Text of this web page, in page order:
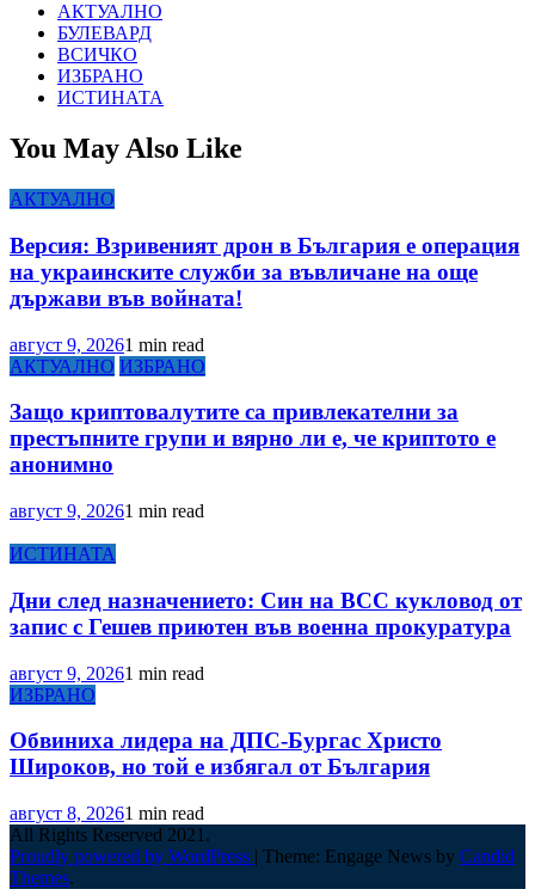
АКТУАЛНО
БУЛЕВАРД
ВСИЧКО
ИЗБРАНО
ИСТИНАТА
You May Also Like
АКТУАЛНО
Версия: Взривеният дрон в България е операция
на украинските служби за въвличане на още
държави във войната!
август 9, 20261 min read
АКТУАЛНО ИЗБРАНО
Защо криптовалутите са привлекателни за
престъпните групи и вярно ли е, че криптото е
анонимно
август 9, 20261 min read
ИСТИНАТА
Дни след назначението: Син на ВСС кукловод от
запис с Гешев приютен във военна прокуратура
август 9, 20261 min read
ИЗБРАНО
Обвиниха лидера на ДПС-Бургас Христо
Широков, но той е избягал от България
август 8, 20261 min read
All Rights Reserved 2021.
Proudly powered by WordPress | Theme: Engage News by Candid
Themes.